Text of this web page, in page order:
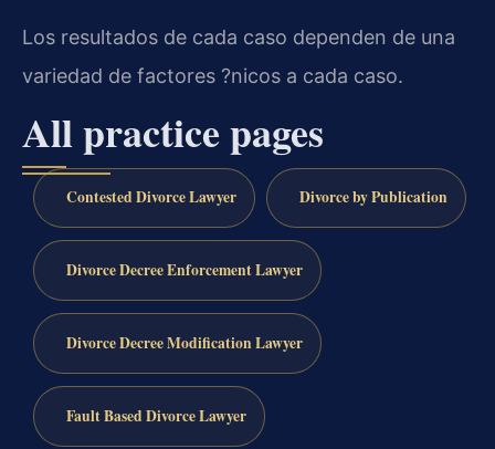
Los resultados de cada caso dependen de una
variedad de factores ?nicos a cada caso.
All practice pages
Contested Divorce Lawyer Divorce by Publication
Divorce Decree Enforcement Lawyer
Divorce Decree Modification Lawyer
Fault Based Divorce Lawyer